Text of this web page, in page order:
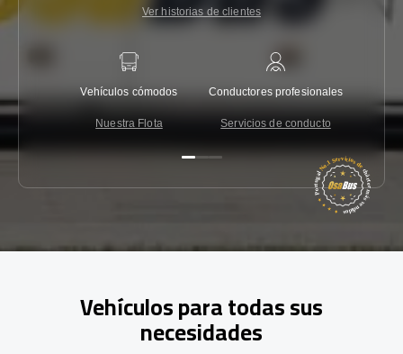
Ver historias de clientes
Vehículos cómodos
Nuestra Flota
Conductores profesionales
Servicios de conducto
Vehículos para todas sus
necesidades